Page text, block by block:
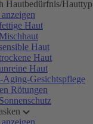
Hautbedürfnis/Hauttyp
Haut
Haut
Haut
Haut
Aging-Gesichtspflege
Rötungen